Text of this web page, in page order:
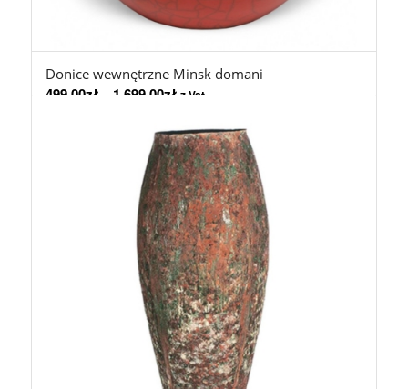
Donice wewnętrzne Minsk domani
499,00zł–1.699,00zł z Vat